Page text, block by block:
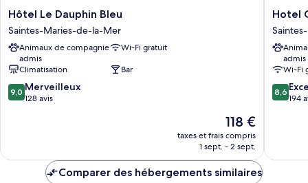
Hôtel
Le
Dauphin
Bleu
Saintes-
Maries-
de-
la-
Hôtel Le Dauphin Bleu
Saintes-Maries-de-la-Mer
Animaux de compagnie
admis
Wi-Fi gratuit
Climatisation
Bar
9.0
sur
9,0 Merveilleux
128 avis
Le
nouveau
prix
de
118 €
taxes et frais compris
1 sept. - 2 sept.
Hotel
Camille
Saintes-
Maries-
de-
la-
Mer
Hotel
admis
Wi-Fi
8.6
sur
8,6
194
Comparer des hébergements similaires